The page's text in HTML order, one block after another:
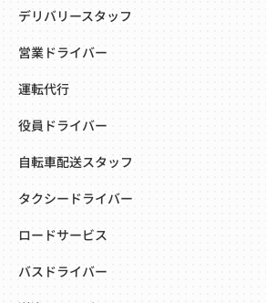
デリバリースタッフ
営業ドライバー
運転代行
役員ドライバー
自転車配送スタッフ
タクシードライバー
ロードサービス
バスドライバー